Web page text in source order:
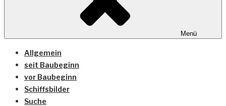
Menü
Allgemein
seit Baubeginn
vor Baubeginn
Schiffsbilder
Suche